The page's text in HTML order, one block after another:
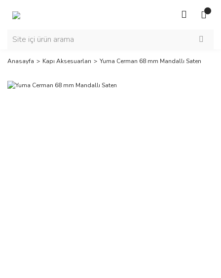
Anasayfa Kapı Aksesuarları Yuma Cerman 68 mm Mandallı Saten